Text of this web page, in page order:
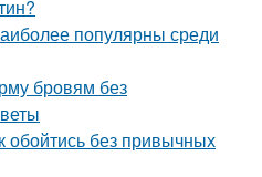
популярны среди
бровям без
обойтись без привычных